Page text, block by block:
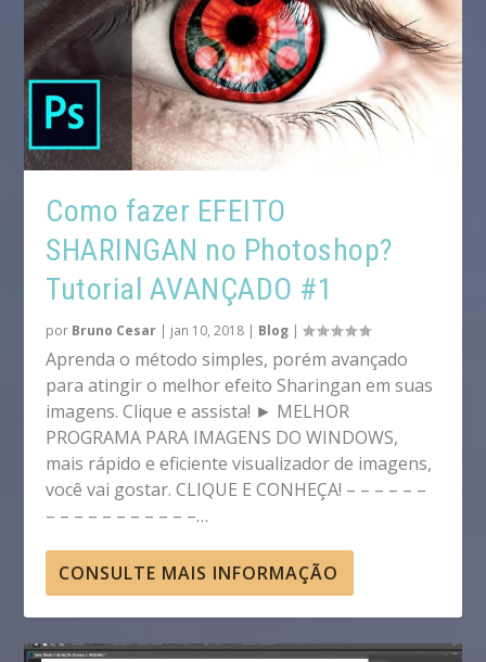
Como fazer EFEITO
SHARINGAN no Photoshop?
Tutorial AVANÇADO #1
por Bruno Cesar | jan 10, 2018 | Blog |
Aprenda o método simples, porém avançado
para atingir o melhor efeito Sharingan em suas
imagens. Clique e assista! ► MELHOR
PROGRAMA PARA IMAGENS DO WINDOWS,
mais rápido e eficiente visualizador de imagens,
você vai gostar. CLIQUE E CONHEÇA! – – – – – –
– – – – – – – – – – –…
CONSULTE MAIS INFORMAÇÃO